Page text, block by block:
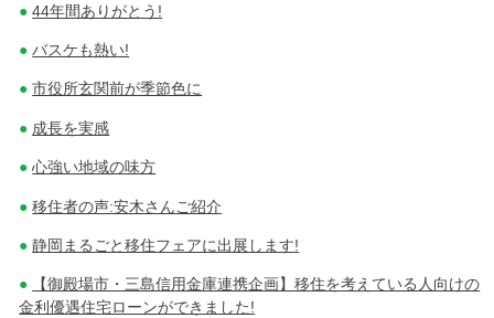
44年間ありがとう!
バスケも熱い!
市役所玄関前が季節色に
成長を実感
心強い地域の味方
移住者の声:安木さんご紹介
静岡まるごと移住フェアに出展します!
【御殿場市・三島信用金庫連携企画】移住を考えている人向けの
金利優遇住宅ローンができました!